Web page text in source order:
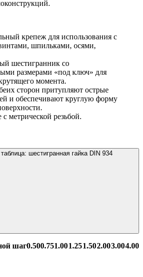
крепеж для использования с
шпильками, осями,
шестигранник со
размерами «под ключ» для
момента.
сторон притупляют острые
и обеспечивают круглую форму
с метрической резьбой.
шестигранная гайка DIN 934
шаг0.500.751.001.251.502.003.004.00